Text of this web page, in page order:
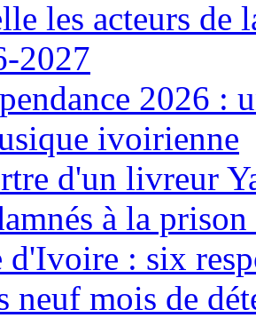
les acteurs de
2027
2026 :
ivoirienne
d'un livreur
à la
d'Ivoire : six
neuf mois de